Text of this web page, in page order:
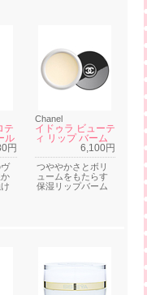
テ
ル
円
Chanel
イドゥラ ビューテ
ィ リップ バーム
6,100円
つややかさとボリ
ュームをもたらす
保湿リップバーム